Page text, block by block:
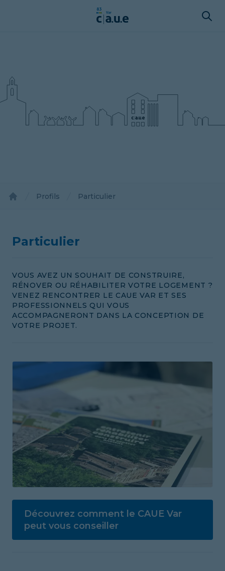
Profils Particulier
Particulier
VOUS AVEZ UN SOUHAIT DE CONSTRUIRE,
RÉNOVER OU RÉHABILITER VOTRE LOGEMENT ?
VENEZ RENCONTRER LE CAUE VAR ET SES
PROFESSIONNELS QUI VOUS
ACCOMPAGNERONT DANS LA CONCEPTION DE
VOTRE PROJET.
Découvrez comment le CAUE Var
peut vous conseiller